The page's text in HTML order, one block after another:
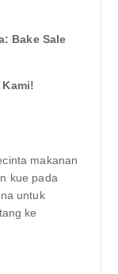
Bake Sale
makanan
kue pada
untuk
ke